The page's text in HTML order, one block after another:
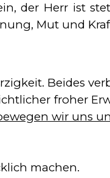
der Herr ist
Mut und
Beides
froher
wir uns
machen.